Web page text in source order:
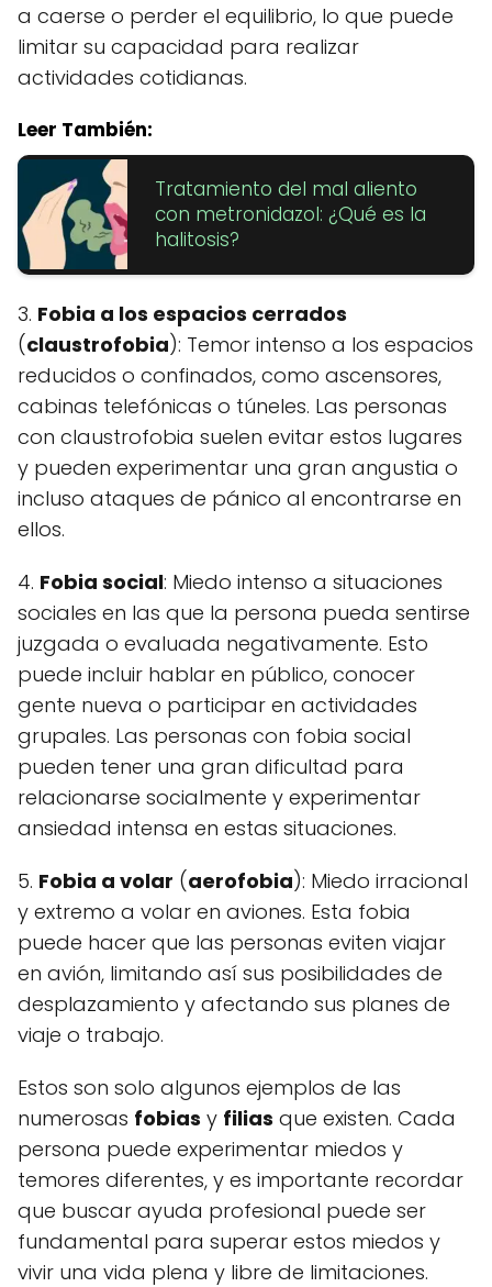
a caerse o perder el equilibrio, lo que puede
limitar su capacidad para realizar
actividades cotidianas.
Leer También:
Tratamiento del mal aliento
con metronidazol: ¿Qué es la
halitosis?
3. Fobia a los espacios cerrados
(claustrofobia): Temor intenso a los espacios
reducidos o confinados, como ascensores,
cabinas telefónicas o túneles. Las personas
con claustrofobia suelen evitar estos lugares
y pueden experimentar una gran angustia o
incluso ataques de pánico al encontrarse en
ellos.
4. Fobia social: Miedo intenso a situaciones
sociales en las que la persona pueda sentirse
juzgada o evaluada negativamente. Esto
puede incluir hablar en público, conocer
gente nueva o participar en actividades
grupales. Las personas con fobia social
pueden tener una gran dificultad para
relacionarse socialmente y experimentar
ansiedad intensa en estas situaciones.
5. Fobia a volar (aerofobia): Miedo irracional
y extremo a volar en aviones. Esta fobia
puede hacer que las personas eviten viajar
en avión, limitando así sus posibilidades de
desplazamiento y afectando sus planes de
viaje o trabajo.
Estos son solo algunos ejemplos de las
numerosas fobias y filias que existen. Cada
persona puede experimentar miedos y
temores diferentes, y es importante recordar
que buscar ayuda profesional puede ser
fundamental para superar estos miedos y
vivir una vida plena y libre de limitaciones.